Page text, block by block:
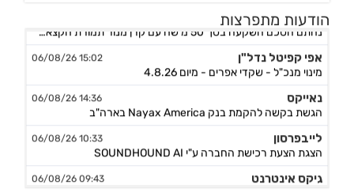
הודעות מתפרצות
מינוי מנכ"ל - שקדי אפרים - מיום 4.8.26
הגשת בקשה להקמת בנק Nayax America בארה"ב
הצגת הצעת רכישת החברה ע"י SOUNDHOUND AI
קבלת אישור לרישום פטנט בדרום קוריאה לחברה הבת דליברז בתחום ניווט מתקדם לרכבים ורובוטים